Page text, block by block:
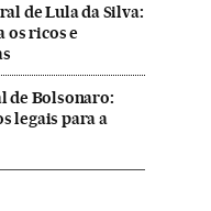
de Lula da Silva:
os ricos e
de Bolsonaro:
legais para a